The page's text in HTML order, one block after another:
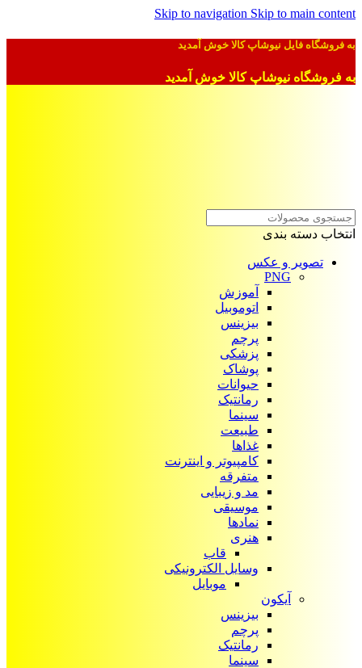
Skip to navigation Skip to main content
به فروشگاه فایل نیوشاپ کالا خوش آمدید
به فروشگاه نیوشاپ کالا خوش آمدید
انتخاب دسته بندی
تصویر و عکس
PNG
آموزش
اتوموبیل
بیزینس
پرچم
پزشکی
پوشاک
حیوانات
رمانتیک
سینما
طبیعت
غذاها
کامپیوتر و اینترنت
متفرقه
مد و زیبایی
موسیقی
نمادها
هنری
قاب
وسایل الکترونیکی
موبایل
آیکون‌
بیزینس
پرچم
رمانتیک
سینما